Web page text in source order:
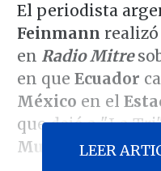
El periodista
Feinmann
en Radio Mitre
en que Ecuador
México en el
que dejó a "La
Mundial 2026.
LEER